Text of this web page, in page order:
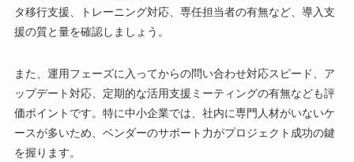
タ移行支援、トレーニング対応、専任担当者の有無など、導入支
援の質と量を確認しましょう。
また、運用フェーズに入ってからの問い合わせ対応スピード、ア
ップデート対応、定期的な活用支援ミーティングの有無なども評
価ポイントです。特に中小企業では、社内に専門人材がいないケ
ースが多いため、ベンダーのサポート力がプロジェクト成功の鍵
を握ります。